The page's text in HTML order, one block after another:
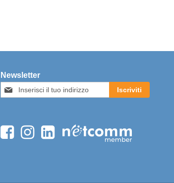
Newsletter
Iscriviti
alla
Iscriviti